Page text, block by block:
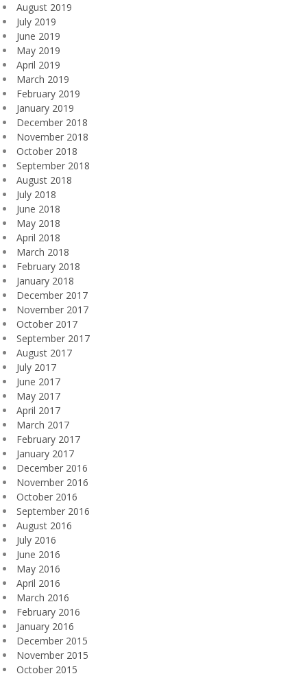
August 2019
July 2019
June 2019
May 2019
April 2019
March 2019
February 2019
January 2019
December 2018
November 2018
October 2018
September 2018
August 2018
July 2018
June 2018
May 2018
April 2018
March 2018
February 2018
January 2018
December 2017
November 2017
October 2017
September 2017
August 2017
July 2017
June 2017
May 2017
April 2017
March 2017
February 2017
January 2017
December 2016
November 2016
October 2016
September 2016
August 2016
July 2016
June 2016
May 2016
April 2016
March 2016
February 2016
January 2016
December 2015
November 2015
October 2015